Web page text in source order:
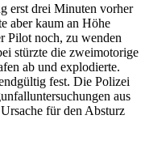
erst drei Minuten vorher
aber kaum an Höhe
Pilot noch, zu wenden
stürzte die zweimotorige
ab und explodierte.
fest. Die Polizei
aus
für den Absturz